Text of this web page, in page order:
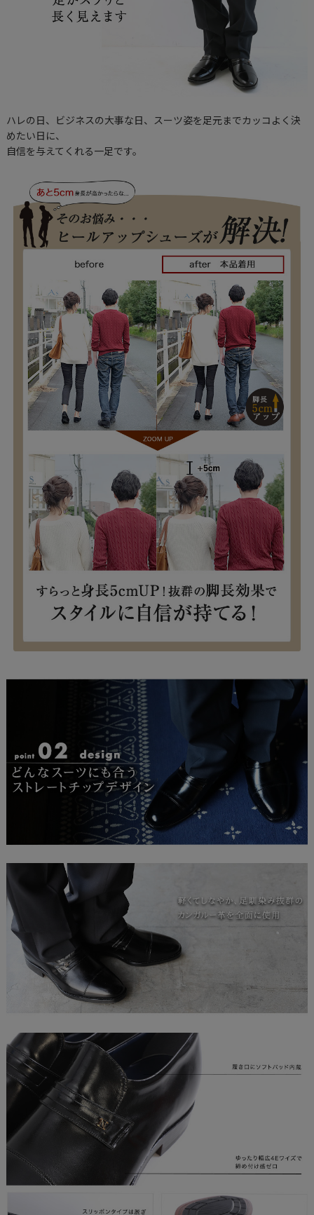
ハレの日、ビジネスの大事な日、スーツ姿を足元までカッコよく決
めたい日に、
自信を与えてくれる一足です。